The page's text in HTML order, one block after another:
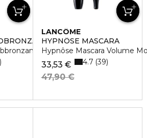
HYDRATANT VISAGE
Idratante Viso
LANCÔME
HYPNÔSE MASCARA
Hypnôse Mascara Volume
33,53 €
47,90 €
4.7 39